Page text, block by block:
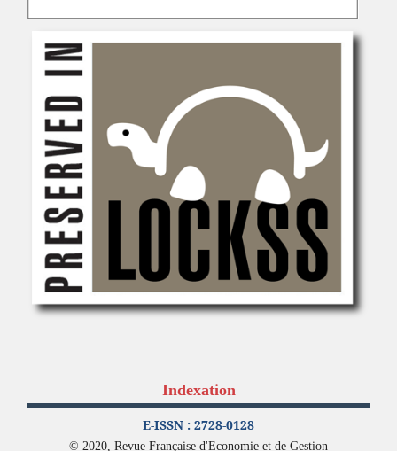
Indexation
E-ISSN : 2728-0128
© 2020, Revue Française d'Economie et de Gestion